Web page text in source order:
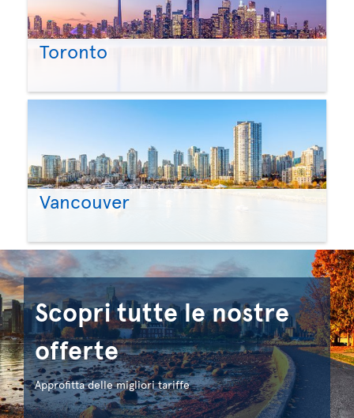
Toronto
Vancouver
Scopri tutte le nostre
offerte
Approfitta delle migliori tariffe